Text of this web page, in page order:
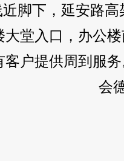
脚下，延安路
大堂入口，办公
户提供周到服务